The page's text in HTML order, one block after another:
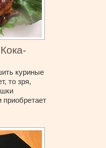
куриные
то зря,